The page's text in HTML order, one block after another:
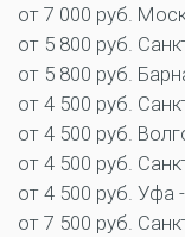
от 7 000 руб.
от 5 800 руб.
от 5 800 руб.
от 4 500 руб.
от 4 500 руб.
от 4 500 руб.
от 4 500 руб. Уфа
от 7 500 руб.